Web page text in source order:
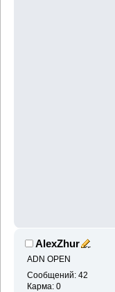
AlexZhur
ADN OPEN
Сообщений: 42
Карма: 0